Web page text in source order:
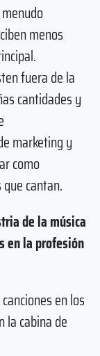
menos
fuera de la
cantidades y
marketing y
como
cantan.
de la música
en la profesión
en los
la cabina de